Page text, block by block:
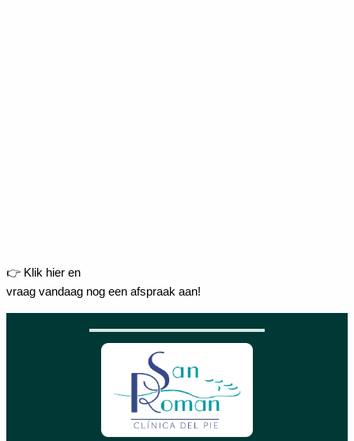
👉 Klik hier en
vraag vandaag nog een afspraak aan!